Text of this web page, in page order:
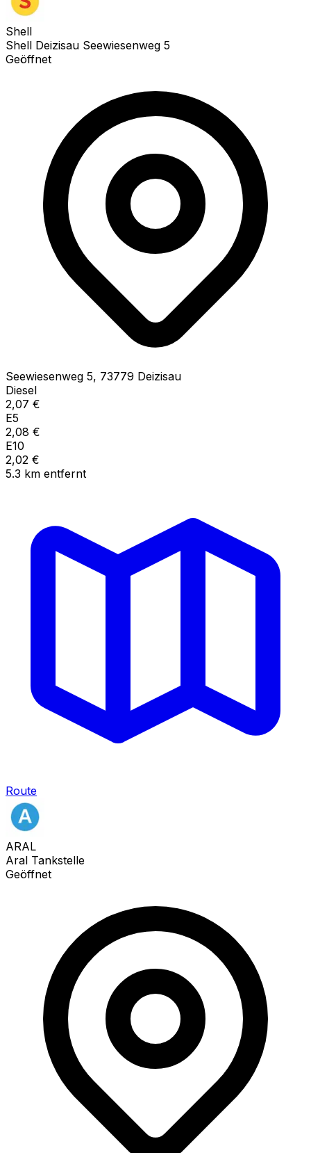
Shell
Shell Deizisau Seewiesenweg 5
Geöffnet
Seewiesenweg 5, 73779 Deizisau
Diesel
2,07 €
E5
2,08 €
E10
2,02 €
5.3 km entfernt
Route
ARAL
Aral Tankstelle
Geöffnet